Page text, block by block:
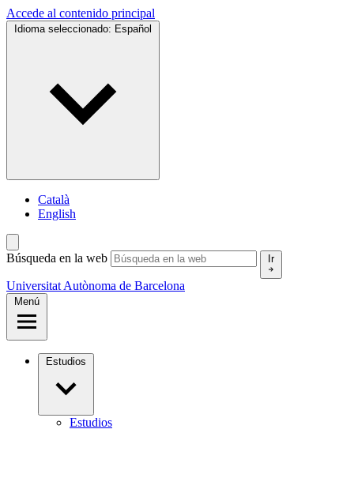
Accede al contenido principal
Idioma seleccionado: Español
Català
English
Búsqueda en la web Ir
Universitat Autònoma de Barcelona
Menú
Estudios
Estudios